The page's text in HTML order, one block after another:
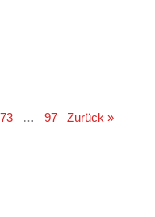
73 … 97 Zurück »